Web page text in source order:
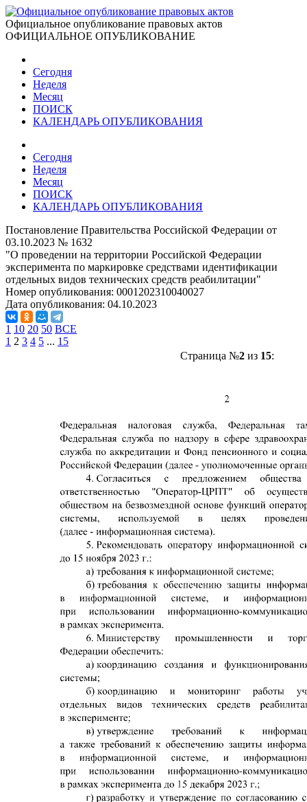
Официальное опубликование правовых актов
ОФИЦИАЛЬНОЕ ОПУБЛИКОВАНИЕ
Сегодня
Неделя
Месяц
ПОИСК
КАЛЕНДАРЬ ОПУБЛИКОВАНИЯ
Сегодня
Неделя
Месяц
ПОИСК
КАЛЕНДАРЬ ОПУБЛИКОВАНИЯ
Постановление Правительства Российской Федерации от
03.10.2023 № 1632
"О проведении на территории Российской Федерации
эксперимента по маркировке средствами идентификации
отдельных видов технических средств реабилитации"
Номер опубликования: 0001202310040027
Дата опубликования: 04.10.2023
1 10 20 50 ВСЕ
1 2 3 4 5 ... 15
Страница №2из 15: